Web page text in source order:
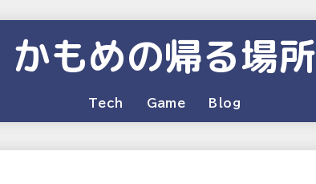
かもめの帰る場所
Tech Game Blog